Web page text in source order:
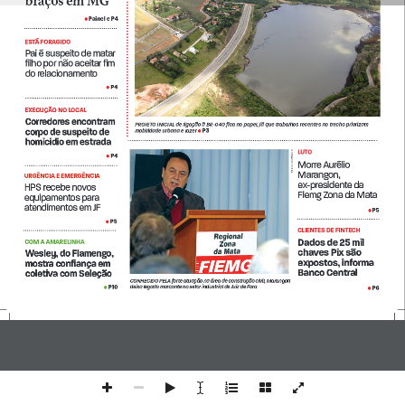
PROJETO INICIAL de ligação à BR-040 fica no papel, já que trabalhos recentes no trecho priorizam
mobilidade urbana e lazer • P3
Pai é suspeito de matar
filho por não aceitar fim
do relacionamento
ESTÁ FORAGIDO
• P4
Dados de 25 mil
chaves Pix são
expostos, informa
Banco Central
CLIENTES DE FINTECH
Corredores encontram
corpo de suspeito de
homicídio em estrada
HPS recebe novos
equipamentos para
atendimentos em JF
Wesley, do Flamengo,
mostra confiança em
coletiva com Seleção
EXECUÇÃO NO LOCAL
URGÊNCIA E EMERGÊNCIA
COM A AMARELINHA
• P4
• P5
• P10 • P6
Morre Aurélio
Marangon,
ex-presidente da
Fiemg Zona da Mata
LUTO
• P5
• Painel e P4
LEONARDO COSTA
CONHECIDO PELA forte atuação na área de construção civil, Marangon
deixa legado marcante no setor industrial de Juiz de Fora